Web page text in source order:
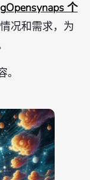
gOpensynaps 个
况和需求，为
。